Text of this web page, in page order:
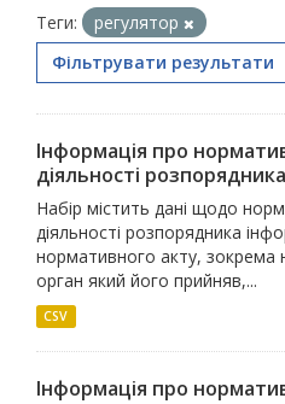
Теги:
регулятор
Фільтрувати результати
Інформація про
діяльності
Набір містить дані щодо
діяльності розпорядника
нормативного акту, зокрема
орган який його прийняв,...
CSV
Інформація про